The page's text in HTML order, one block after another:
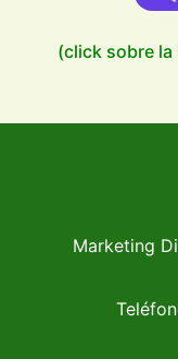
(click sobre
Marketing